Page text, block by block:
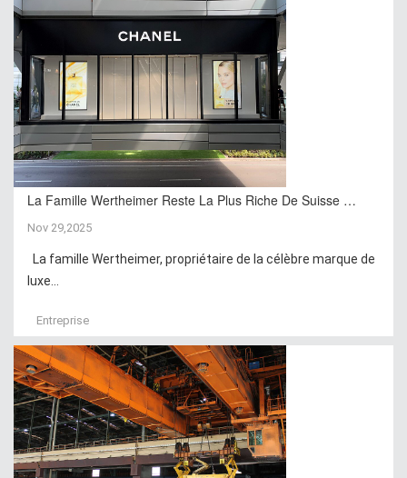
La Famille Wertheimer Reste La Plus Riche De Suisse …
Nov 29,2025
La famille Wertheimer, propriétaire de la célèbre marque de
luxe...
Entreprise